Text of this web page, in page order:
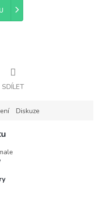
SDÍLET
Diskuze